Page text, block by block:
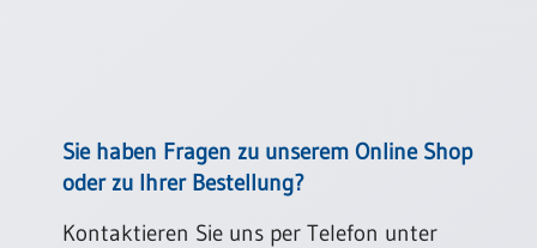
Broschüren
Urkundenscheine
Sie haben Fragen zu unserem Online Shop
oder zu Ihrer Bestellung?
Kontaktieren Sie uns per Telefon unter